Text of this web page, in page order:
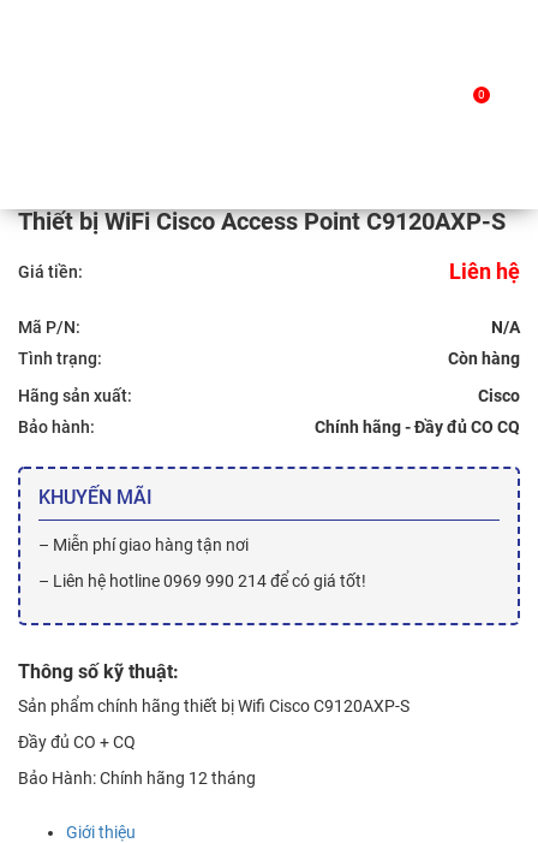
0
Thiết bị WiFi Cisco Access Point C9120AXP-S
Giá tiền: Liên hệ
Mã P/N:
N/A
Tình trạng:
Hãng sản xuất:
Cisco
Bảo hành:
Chính hãng - Đầy đủ CO CQ
KHUYẾN MÃI
– Miễn phí giao hàng tận nơi
– Liên hệ hotline 0969 990 214 để có giá tốt!
Thông số kỹ thuật:
Sản phẩm chính hãng thiết bị Wifi Cisco C9120AXP-S
Đầy đủ CO + CQ
Bảo Hành: Chính hãng 12 tháng
Giới thiệu